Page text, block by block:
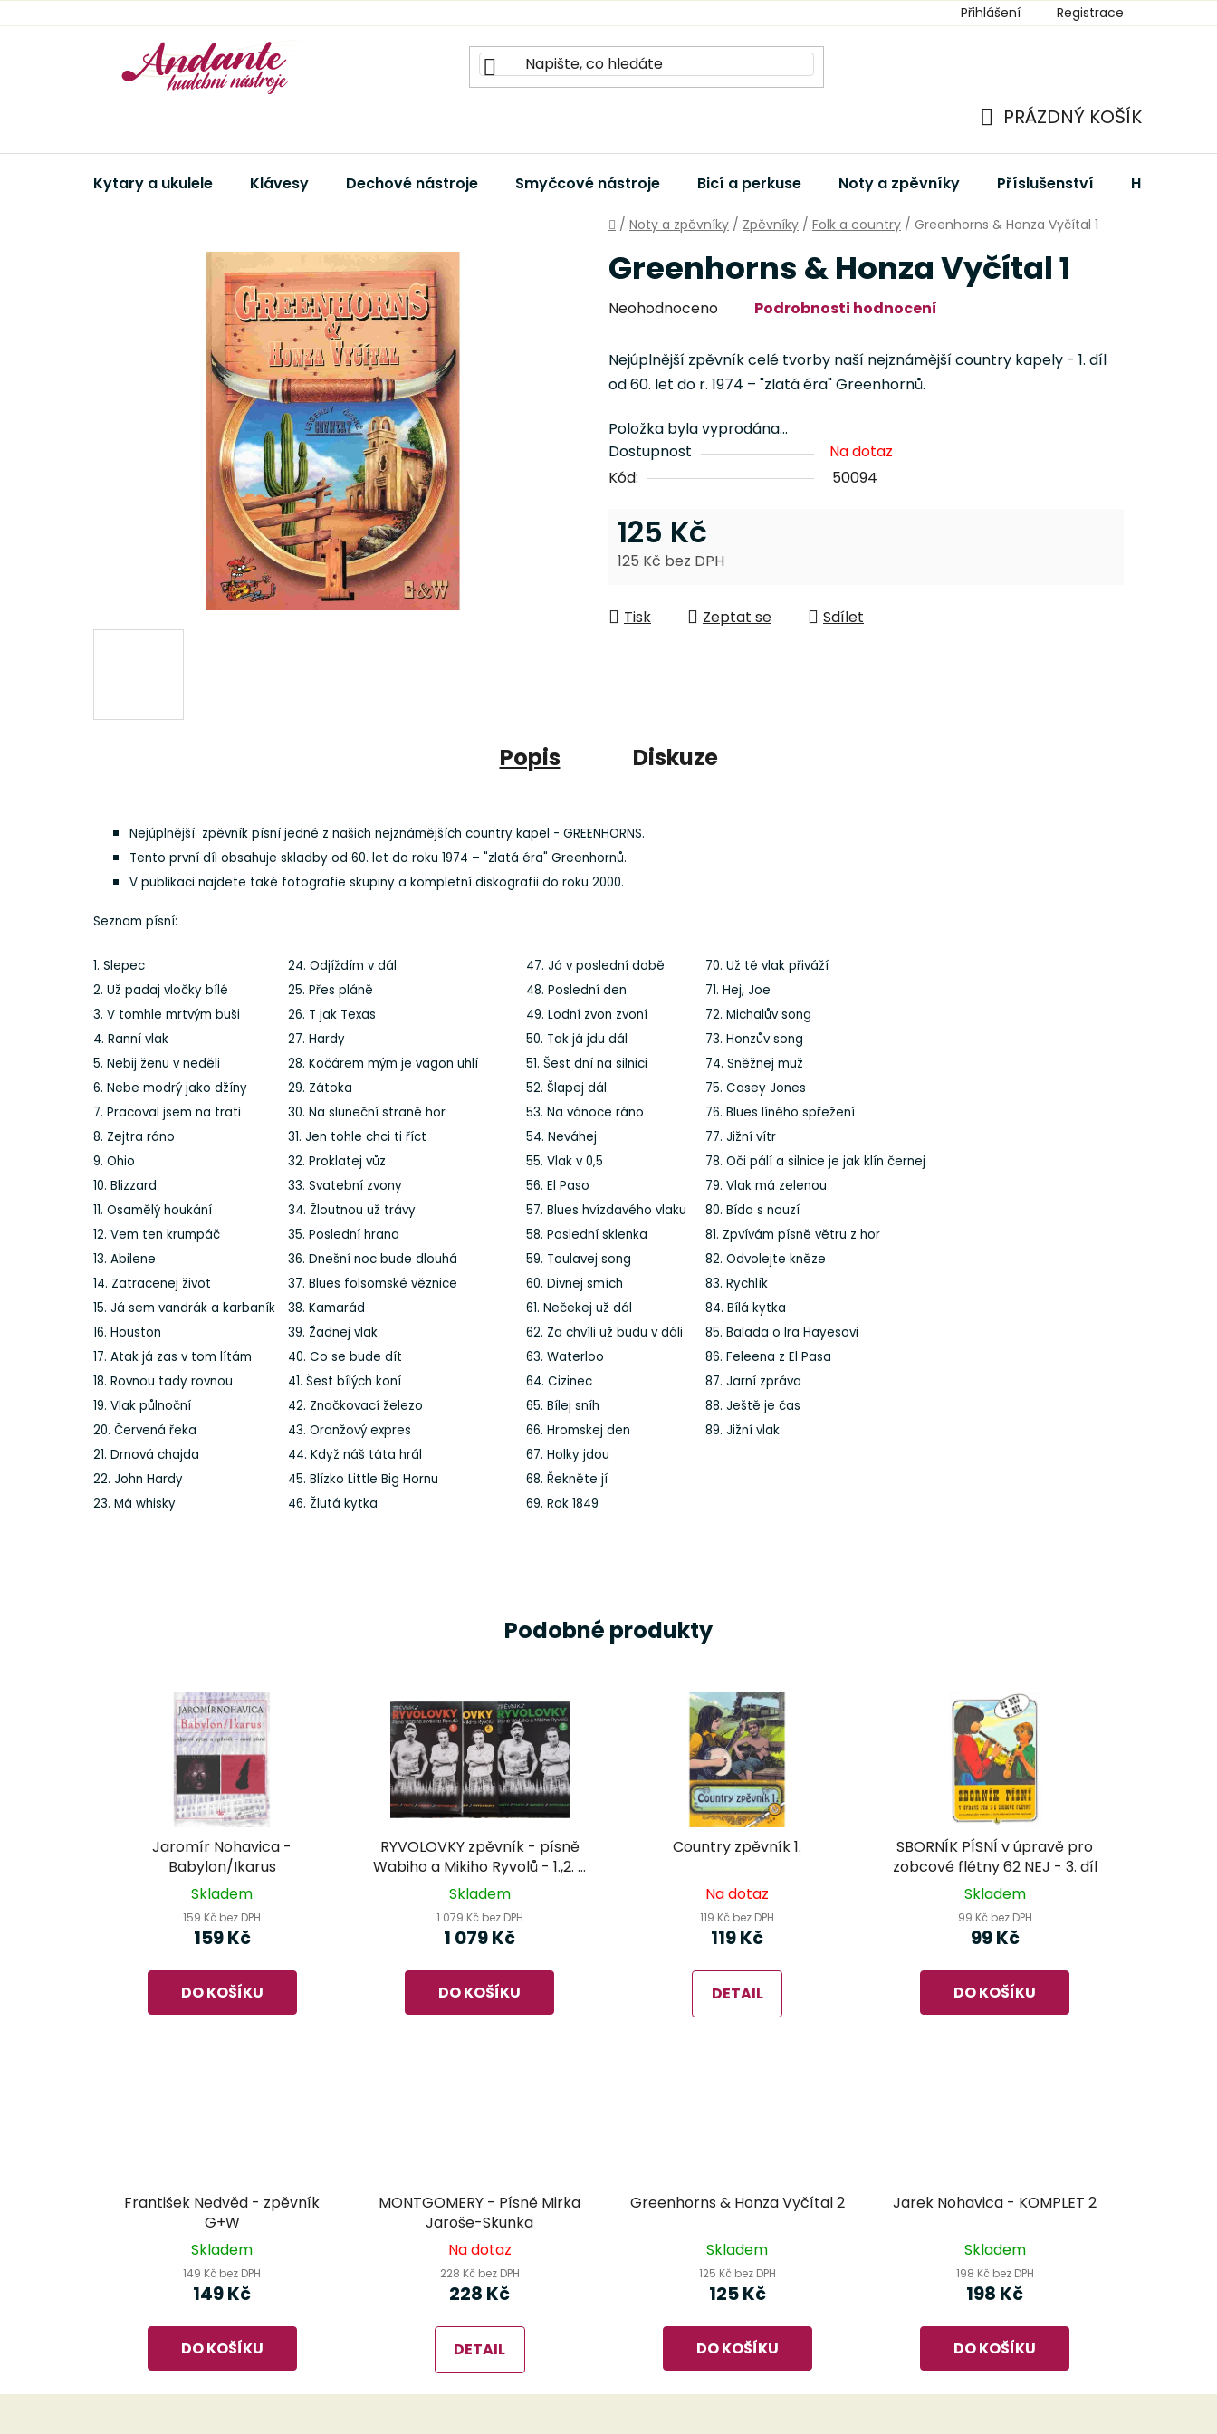
na
Přihlášení Registrace
KOŠÍK
PRÁZDNÝ KOŠÍK
Kytary a ukulele Klávesy Dechové nástroje Smyčcové nástroje Bicí a perkuse Noty a zpěvníky Příslušenství Hudební
Domů
/ Noty a zpěvníky / Zpěvníky / Folk a country / Greenhorns & Honza Vyčítal 1
Greenhorns & Honza Vyčítal 1
Průměrné
produktu
z
5
hvězdiček.
Neohodnoceno Podrobnosti hodnocení
Nejúplnější zpěvník celé tvorby naší nejznámější country kapely - 1. díl
od 60. let do r. 1974 – "zlatá éra" Greenhornů.
Položka byla vyprodána…
Dostupnost
Na dotaz
Kód:
50094
125 Kč
125 Kč bez DPH
Tisk
Zeptat se Sdílet
Popis Diskuze
Nejúplnější zpěvník písní jedné z našich nejznámějších country kapel - GREENHORNS.
Tento první díl obsahuje skladby od 60. let do roku 1974 – "zlatá éra" Greenhornů.
V publikaci najdete také fotografie skupiny a kompletní diskografii do roku 2000.
Seznam písní:
1. Slepec 24. Odjíždím v dál 47. Já v poslední době
70. Už tě vlak přiváží
2. Už padaj vločky bílé
25. Přes pláně 48. Poslední den
71. Hej, Joe
3. V tomhle mrtvým buši
26. T jak Texas 49. Lodní zvon zvoní
72. Michalův song
4. Ranní vlak
27. Hardy 50. Tak já jdu dál
73. Honzův song
5. Nebij ženu v neděli
28. Kočárem mým je vagon uhlí 51. Šest dní na silnici
74. Sněžnej muž
6. Nebe modrý jako džíny
29. Zátoka 52. Šlapej dál
75. Casey Jones
7. Pracoval jsem na trati
30. Na sluneční straně hor 53. Na vánoce ráno
76. Blues líného spřežení
8. Zejtra ráno
31. Jen tohle chci ti říct 54. Neváhej
77. Jižní vítr
9. Ohio
32. Proklatej vůz 55. Vlak v 0,5
78. Oči pálí a silnice je jak klín černej
10. Blizzard
33. Svatební zvony 56. El Paso
79. Vlak má zelenou
11. Osamělý houkání
34. Žloutnou už trávy 57. Blues hvízdavého vlaku
80. Bída s nouzí
12. Vem ten krumpáč
35. Poslední hrana 58. Poslední sklenka
81. Zpvívám písně větru z hor
13. Abilene
36. Dnešní noc bude dlouhá 59. Toulavej song
82. Odvolejte kněze
14. Zatracenej život
37. Blues folsomské věznice 60. Divnej smích
83. Rychlík
15. Já sem vandrák a karbaník
38. Kamarád 61. Nečekej už dál
84. Bílá kytka
16. Houston
39. Žadnej vlak 62. Za chvíli už budu v dáli
85. Balada o Ira Hayesovi
17. Atak já zas v tom lítám
40. Co se bude dít 63. Waterloo
86. Feleena z El Pasa
18. Rovnou tady rovnou
41. Šest bílých koní 64. Cizinec
87. Jarní zpráva
19. Vlak půlnoční
42. Značkovací železo 65. Bílej sníh
88. Ještě je čas
20. Červená řeka
43. Oranžový expres 66. Hromskej den
89. Jižní vlak
21. Drnová chajda
44. Když náš táta hrál
67. Holky jdou
22. John Hardy
45. Blízko Little Big Hornu
68. Řekněte jí
23. Má whisky
46. Žlutá kytka 69. Rok 1849
Podobné produkty
Jaromír Nohavica -
Babylon/Ikarus
Skladem
159 Kč bez DPH
159 Kč
DO KOŠÍKU
RYVOLOVKY zpěvník - písně
Wabiho a Mikiho Ryvolů - 1.,2. a
3.díl
Skladem
1 079 Kč bez DPH
1 079 Kč
DO KOŠÍKU
Country zpěvník 1.
Na dotaz
119 Kč bez DPH
119 Kč
DETAIL
SBORNÍK PÍSNÍ v úpravě pro
zobcové flétny 62 NEJ - 3. díl
Skladem
99 Kč bez DPH
99 Kč
DO KOŠÍKU
František Nedvěd - zpěvník
G+W
Skladem
149 Kč bez DPH
149 Kč
DO KOŠÍKU
MONTGOMERY - Písně Mirka
Jaroše-Skunka
Na dotaz
228 Kč bez DPH
228 Kč
DETAIL
Greenhorns & Honza Vyčítal 2
Skladem
125 Kč bez DPH
125 Kč
DO KOŠÍKU
Jarek Nohavica - KOMPLET 2
Skladem
198 Kč bez DPH
198 Kč
DO KOŠÍKU